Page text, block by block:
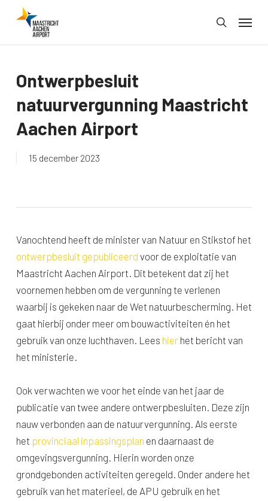
search
Menu
Ontwerpbesluit
natuurvergunning Maastricht
Aachen Airport
15 december 2023
Vanochtend heeft de minister van Natuur en Stikstof het
ontwerpbesluit gepubliceerd voor de exploitatie van
Maastricht Aachen Airport. Dit betekent dat zij het
voornemen hebben om de vergunning te verlenen
waarbij is gekeken naar de Wet natuurbescherming. Het
gaat hierbij onder meer om bouwactiviteiten én het
gebruik van onze luchthaven. Lees hier het bericht van
het ministerie.
Ook verwachten we voor het einde van het jaar de
publicatie van twee andere ontwerpbesluiten. Deze zijn
nauw verbonden aan de natuurvergunning. Als eerste
het provinciaal inpassingsplan en daarnaast de
omgevingsvergunning. Hierin worden onze
grondgebonden activiteiten geregeld. Onder andere het
gebruik van het materieel, de APU gebruik en het